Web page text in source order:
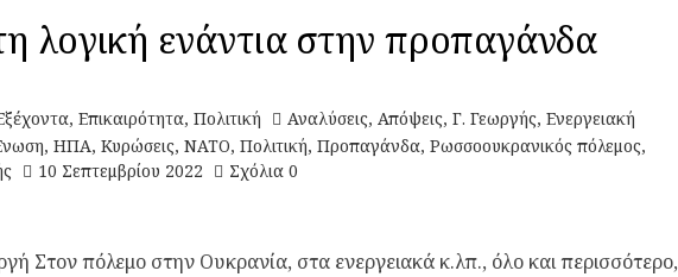
λογική ενάντια στην προπαγάνδα
, Επικαιρότητα, Πολιτική Αναλύσεις, Απόψεις, Γ. Γεωργής, Ενεργειακή
, ΗΠΑ, Κυρώσεις, ΝΑΤΟ, Πολιτική, Προπαγάνδα, Ρωσσοουκρανικός πόλεμος,
10 Σεπτεμβρίου 2022 Σχόλια 0
Στον πόλεμο στην Ουκρανία, στα ενεργειακά κ.λπ., όλο και περισσότερο,